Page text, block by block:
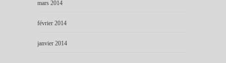
mars 2014
février 2014
janvier 2014